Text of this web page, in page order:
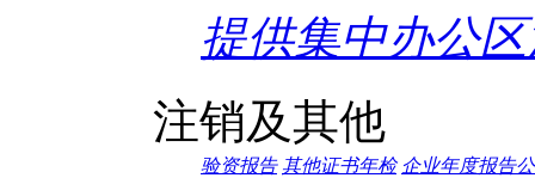
提供集中办公
注销及其他
验资报告 其他证书年检 企业年度报告